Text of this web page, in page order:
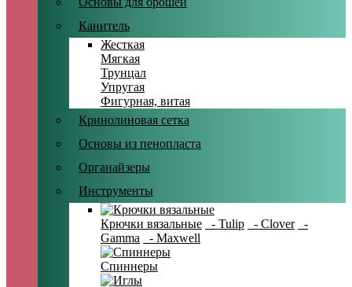
Канитель
Жесткая
Мягкая
Трунцал
Упругая
Фигурная, витая
Кринолиновая сетка
Основы из пенопласта
Органайзеры
Инструменты
Крючки вязальные - Tulip - Clover
-
Gamma
- Maxwell
Спиннеры